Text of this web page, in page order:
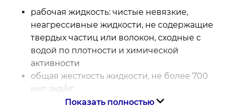
рабочая жидкость: чистые невязкие,
неагрессивные жидкости, не содержащие
твердых частиц или волокон, сходные с
водой по плотности и химической
активности
общая жесткость жидкости, не более 700
мкг-экв/кг
содержание соединений железа, не более
Показать полностью